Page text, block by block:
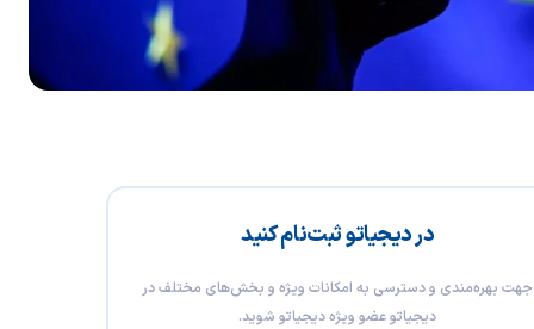
در دیجیاتو ثبت‌نام کنید
جهت بهره‌مندی و دسترسی به امکانات ویژه و بخش‌های مختلف در
دیجیاتو عضو ویژه دیجیاتو شوید.